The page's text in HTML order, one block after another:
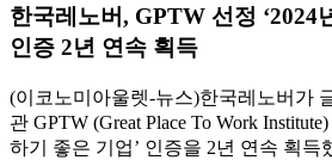
한국레노버, GPTW 선정 ‘2024
인증 2년 연속 획득
(이코노미아울렛-뉴스)한국레노버가
관 GPTW (Great Place To Work
하기 좋은 기업’ 인증을 2년 연속 획득